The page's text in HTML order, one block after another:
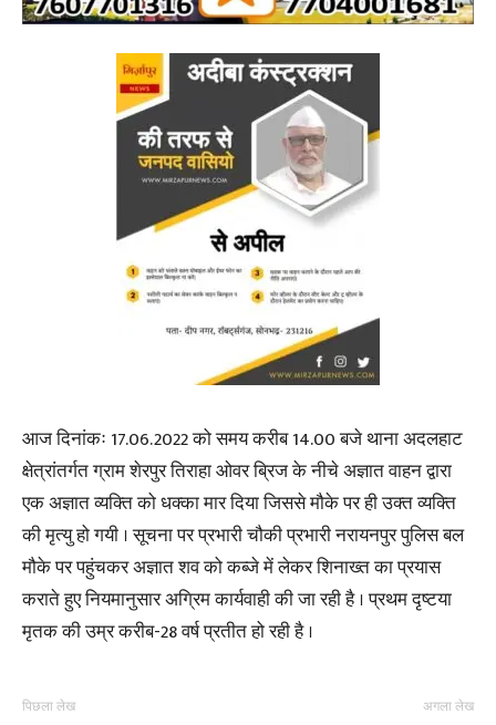
आज दिनांकः 17.06.2022 को समय करीब 14.00 बजे थाना अदलहाट
क्षेत्रांतर्गत ग्राम शेरपुर तिराहा ओवर ब्रिज के नीचे अज्ञात वाहन द्वारा
एक अज्ञात व्यक्ति को धक्का मार दिया जिससे मौके पर ही उक्त व्यक्ति
की मृत्यु हो गयी । सूचना पर प्रभारी चौकी प्रभारी नरायनपुर पुलिस बल
मौके पर पहुंचकर अज्ञात शव को कब्जे में लेकर शिनाख्त का प्रयास
कराते हुए नियमानुसार अग्रिम कार्यवाही की जा रही है । प्रथम दृष्टया
मृतक की उम्र करीब-28 वर्ष प्रतीत हो रही है ।
पिछला लेख अगला लेख